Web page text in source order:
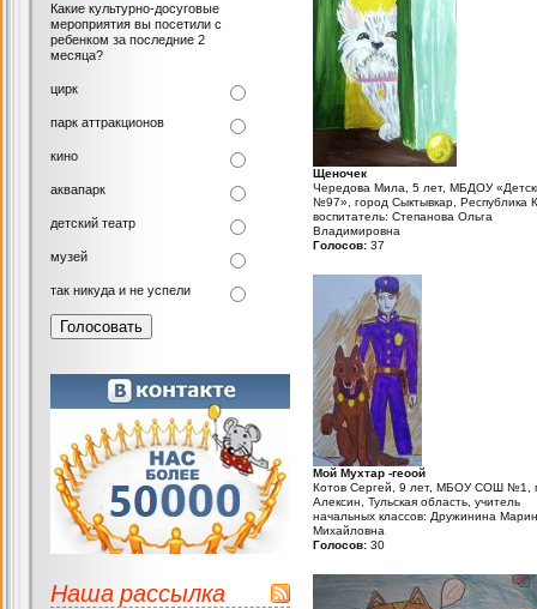
Щеночек
Чередова Мила, 5 лет, МБДОУ
№97», город Сыктывкар, Республика
воспитатель: Степанова Ольга
Владимировна
Голосов: 37
Мой Мухтар -геоой
Котов Сергей, 9 лет, МБОУ СОШ №1,
Алексин, Тульская область, учитель
начальных классов: Дружинина
Михайловна
Голосов: 30
Какие культурно-досуговые
мероприятия вы посетили с
ребенком за последние 2
месяца?
цирк
парк аттракционов
кино
аквапарк
детский театр
музей
так никуда и не успели
Наша рассылка